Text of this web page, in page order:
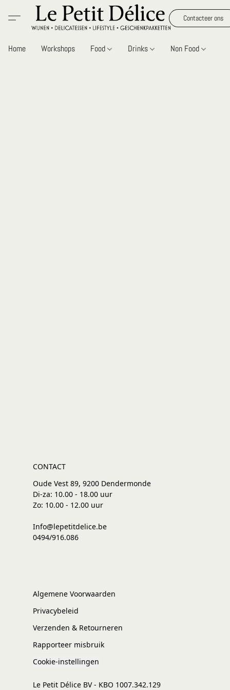
Contacteer ons
Home Workshops Food Drinks Non Food
CONTACT
Oude Vest 89, 9200 Dendermonde
Di-za: 10.00 - 18.00 uur
Zo: 10.00 - 12.00 uur
Info@lepetitdelice.be
0494/916.086
Algemene Voorwaarden
Privacybeleid
Verzenden & Retourneren
Rapporteer misbruik
Cookie-instellingen
Le Petit Délice BV - KBO 1007.342.129